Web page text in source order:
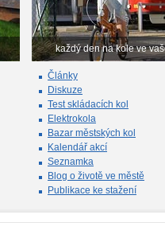
každý den na kole ve
Články
Diskuze
Test skládacích kol
Elektrokola
Bazar městských kol
Kalendář akcí
Seznamka
Blog o životě ve městě
Publikace ke stažení